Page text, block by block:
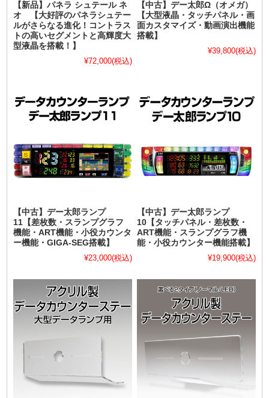
【新品】パネラ シュテール ネ
オ 【大好評のパネラシュテー
ルがさらなる進化！コントラス
トの高いセグメントと高輝度大
型液晶を搭載！】
¥72,000(税込)
【中古】デー太郎Ω（オメガ）
【大型液晶・タッチパネル・画
面カスタマイズ・動画演出機能
搭載】
¥39,800(税込)
【中古】デー太郎ランプ
11【差枚数・スランプグラフ
機能・ART機能・小役カウンタ
ー機能・GIGA-SEG搭載】
¥23,000(税込)
【中古】デー太郎ランプ
10【タッチパネル・差枚数・
ART機能・スランプグラフ機
能・小役カウンター機能搭載】
¥19,900(税込)